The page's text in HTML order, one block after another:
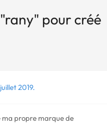
pour créé
2019.
ma propre marque de